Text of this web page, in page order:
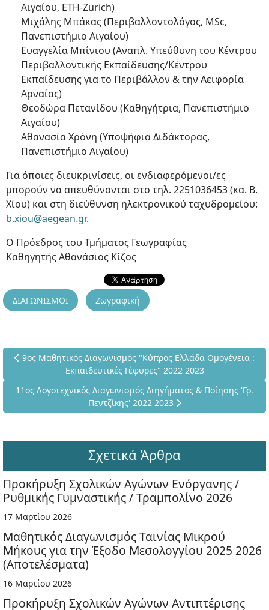
Αιγαίου, ETH-Zurich)
Μιχάλης Μπάκας (Περιβαλλοντολόγος, MSc,
Πανεπιστήμιο Αιγαίου)
Ευαγγελία Μπίνιου (Αναπλ. Υπεύθυνη του Κέντρου
Περιβαλλοντικής Εκπαίδευσης/Κέντρου
Εκπαίδευσης για το Περιβάλλον & την Αειφορία
Αρναίας)
Θεοδώρα Πετανίδου (Καθηγήτρια, Πανεπιστήμιο
Αιγαίου)
Αθανασία Χρόνη (Υποψήφια Διδάκτορας,
Πανεπιστήμιο Αιγαίου)
Για όποιες διευκρινίσεις, οι ενδιαφερόμενοι/ες
μπορούν να απευθύνονται στο τηλ. 2251036453 (κα. Β.
Χίου) και στη διεύθυνση ηλεκτρονικού ταχυδρομείου:
b.xiou@aegean.gr.
Ο Πρόεδρος του Τμήματος Γεωγραφίας
Καθηγητής Αθανάσιος Κίζος
ΔΙΑΓΩΝΙΣΜΟΙ Ζωγραφική
Προηγούμενο άρθρο: 9ος Μαθητικός Διαγωνισμός "Κύπρος
9ος Μαθητικός Διαγωνισμός "Κύπρος Ελλάδα Ομογένεια :
Εκπαιδευτικές Γέφυρες" 2022 2023
Επόμενο άρθρο: 11ος Λογοτεχνικός Διαγωνισμός Διηγήματος
11ος Λογοτεχνικός Διαγωνισμός Διηγήματος & Ποίησης 'Γρ.
Πεντζίκης' 2022 2023
Σχετικά Άρθρα
Προκήρυξη Σχολικών Αγώνων Ενόργανης /
Ρυθμικής Γυμναστικής / Τραμπολίνο 2026
17 Μαρτίου 2026
Μαθητικός Διαγωνισμός Ταινίας Μικρού
Μήκους για την Έξοδο Μεσολογγίου 2025 2026
(Αποτελέσματα)
16 Μαρτίου 2026
Προκήρυξη Σχολικών Αγώνων Αντιπτέρισης